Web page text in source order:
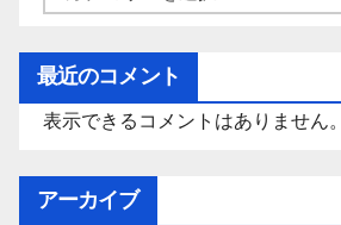
テ
ゴ
リ
ー
最近のコメント
表示できるコメントはありません。
アーカイブ